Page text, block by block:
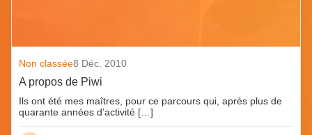
Non classée8 Déc. 2010
A propos de Piwi
Ils ont été mes maîtres, pour ce parcours qui, après plus de
quarante années d’activité […]